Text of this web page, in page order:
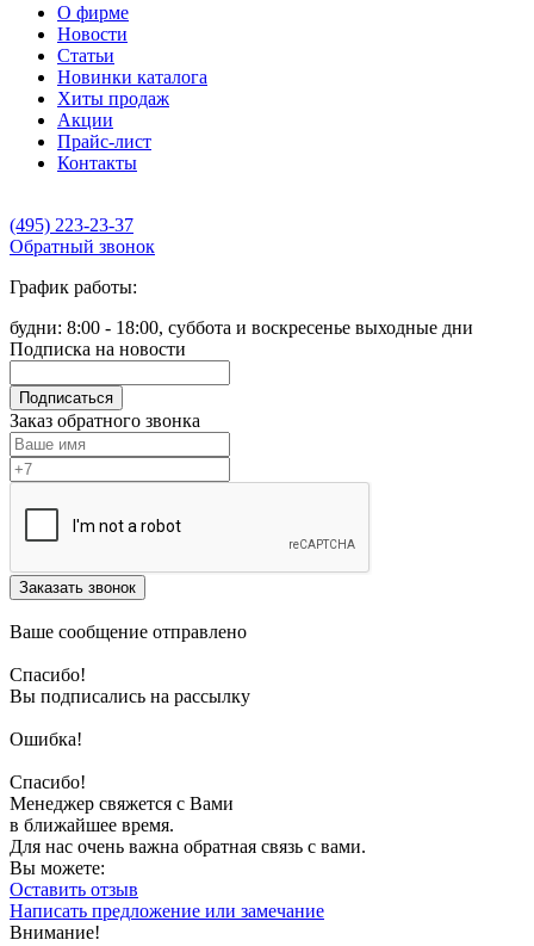
О фирме
Новости
Статьи
Новинки каталога
Хиты продаж
Акции
Прайс-лист
Контакты
(495) 223-23-37
Обратный звонок
График работы:
будни: 8:00 - 18:00, суббота и воскресенье выходные дни
Подписка на новости
Подписаться
Заказ обратного звонка
Заказать звонок
Ваше сообщение отправлено
Спасибо!
Вы подписались на рассылку
Ошибка!
Спасибо!
Менеджер свяжется с Вами
в ближайшее время.
Для нас очень важна обратная связь с вами.
Вы можете:
Оставить отзыв
Написать предложение или замечание
Внимание!